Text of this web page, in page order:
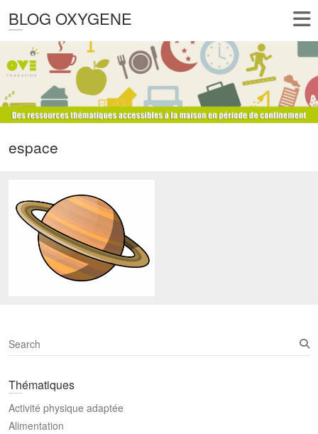
BLOG OXYGENE
espace
S
e
r
h
Thématiques
Activité physique adaptée
Alimentation